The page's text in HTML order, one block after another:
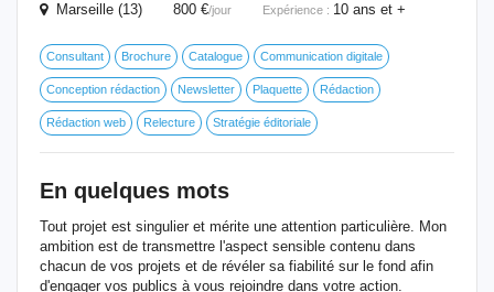
Marseille (13) 800 €/jour Expérience : 10 ans et +
Consultant Brochure Catalogue Communication digitale
Conception rédaction Newsletter Plaquette Rédaction
Rédaction web Relecture Stratégie éditoriale
En quelques mots
Tout projet est singulier et mérite une attention particulière. Mon
ambition est de transmettre l'aspect sensible contenu dans
chacun de vos projets et de révéler sa fiabilité sur le fond afin
d'engager vos publics à vous rejoindre dans votre action.